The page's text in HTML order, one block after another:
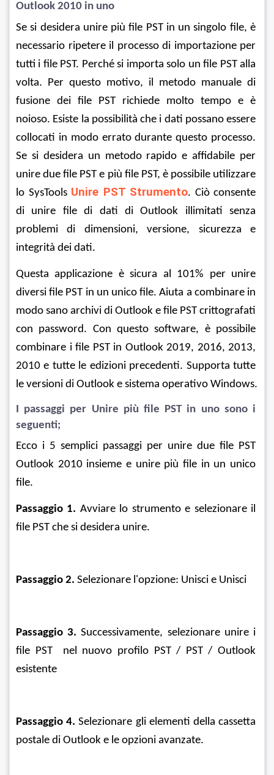
Outlook 2010 in uno
Se si desidera unire più file PST in un singolo file, è
necessario ripetere il processo di importazione per
tutti i file PST. Perché si importa solo un file PST alla
volta. Per questo motivo, il metodo manuale di
fusione dei file PST richiede molto tempo e è
noioso. Esiste la possibilità che i dati possano essere
collocati in modo errato durante questo processo.
Se si desidera un metodo rapido e affidabile per
unire due file PST e più file PST, è possibile utilizzare
lo SysTools Unire PST Strumento. Ciò consente
di unire file di dati di Outlook illimitati senza
problemi di dimensioni, versione, sicurezza e
integrità dei dati.
Questa applicazione è sicura al 101% per unire
diversi file PST in un unico file. Aiuta a combinare in
modo sano archivi di Outlook e file PST crittografati
con password. Con questo software, è possibile
combinare i file PST in Outlook 2019, 2016, 2013,
2010 e tutte le edizioni precedenti. Supporta tutte
le versioni di Outlook e sistema operativo Windows.
I passaggi per Unire più file PST in uno sono i
seguenti;
Ecco i 5 semplici passaggi per unire due file PST
Outlook 2010 insieme e unire più file in un unico
file.
Passaggio 1. Avviare lo strumento e selezionare il
file PST che si desidera unire.
Passaggio 2. Selezionare l'opzione: Unisci e Unisci
Passaggio 3. Successivamente, selezionare unire i
file PST  nel nuovo profilo PST / PST / Outlook
esistente
Passaggio 4. Selezionare gli elementi della cassetta
postale di Outlook e le opzioni avanzate.